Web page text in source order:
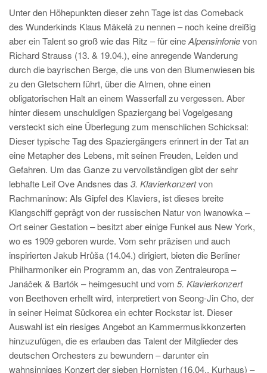
Unter den Höhepunkten dieser zehn Tage ist das Comeback
des Wunderkinds Klaus Mäkelä zu nennen – noch keine dreißig
aber ein Talent so groß wie das Ritz – für eineAlpensinfonievon
Richard Strauss (13. & 19.04.), eine anregende Wanderung
durch die bayrischen Berge, die uns von den Blumenwiesen bis
zu den Gletschern führt, über die Almen, ohne einen
obligatorischen Halt an einem Wasserfall zu vergessen. Aber
hinter diesem unschuldigen Spaziergang bei Vogelgesang
versteckt sich eine Überlegung zum menschlichen Schicksal:
Dieser typische Tag des Spaziergängers erinnert in der Tat an
eine Metapher des Lebens, mit seinen Freuden, Leiden und
Gefahren. Um das Ganze zu vervollständigen gibt der sehr
lebhafte Leif Ove Andsnes das 3. Klavierkonzertvon
Rachmaninow: Als Gipfel des Klaviers, ist dieses breite
Klangschiff geprägt von der russischen Natur von Iwanowka –
Ort seiner Gestation – besitzt aber einige Funkel aus New York,
wo es 1909 geboren wurde. Vom sehr präzisen und auch
inspirierten Jakub Hrůša (14.04.) dirigiert, bieten die Berliner
Philharmoniker ein Programm an, das von Zentraleuropa –
Janáček & Bartók – heimgesucht und vom 5. Klavierkonzert
von Beethoven erhellt wird, interpretiert von Seong-Jin Cho, der
in seiner Heimat Südkorea ein echter Rockstar ist. Dieser
Auswahl ist ein riesiges Angebot an Kammermusikkonzerten
hinzuzufügen, die es erlauben das Talent der Mitglieder des
deutschen Orchesters zu bewundern – darunter ein
wahnsinniges Konzert der sieben Hornisten (16.04., Kurhaus) –